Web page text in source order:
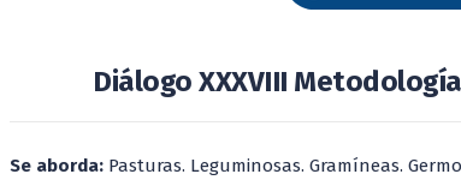
Diálogo XXXVIII
Se aborda: Pasturas. Leguminosas. Gramíneas.